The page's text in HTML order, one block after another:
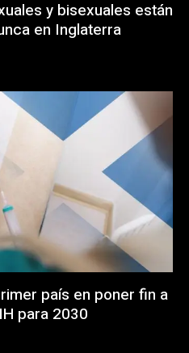
y bisexuales están
en Inglaterra
país en poner fin a
para 2030